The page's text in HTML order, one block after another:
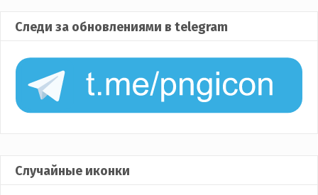
Следи за обновлениями в telegram
Случайные иконки